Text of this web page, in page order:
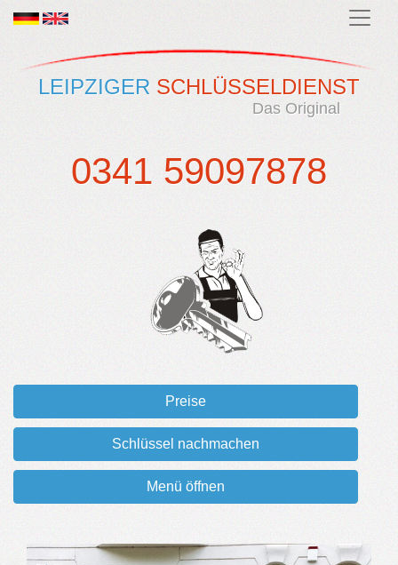
LEIPZIGER SCHLÜSSELDIENST
Das Original
0341 59097878
Preise
Schlüssel nachmachen
Menü öffnen